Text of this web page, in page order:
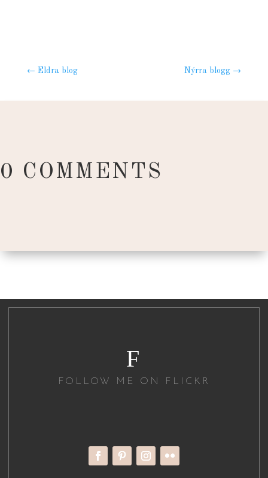
← Eldra blog Nýrra blogg →
0 COMMENTS
F
FOLLOW ME ON FLICKR